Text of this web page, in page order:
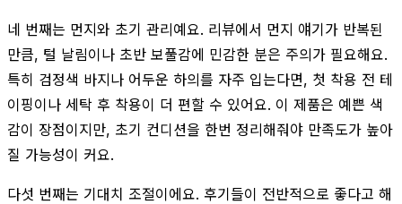
네 번째는 먼지와 초기 관리예요. 리뷰에서 먼지 얘기가 반복된
만큼, 털 날림이나 초반 보풀감에 민감한 분은 주의가 필요해요.
특히 검정색 바지나 어두운 하의를 자주 입는다면, 첫 착용 전 테
이핑이나 세탁 후 착용이 더 편할 수 있어요. 이 제품은 예쁜 색
감이 장점이지만, 초기 컨디션을 한번 정리해줘야 만족도가 높아
질 가능성이 커요.
다섯 번째는 기대치 조절이에요. 후기들이 전반적으로 좋다고 해